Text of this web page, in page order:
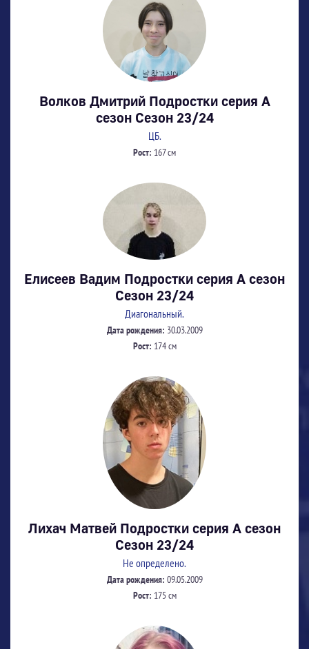
Волков Дмитрий Подростки серия А
сезон Сезон 23/24
ЦБ.
Рост: 167 см
Елисеев Вадим Подростки серия А сезон
Сезон 23/24
Диагональный.
Дата рождения: 30.03.2009
Рост: 174 см
Лихач Матвей Подростки серия А сезон
Сезон 23/24
Не определено.
Дата рождения: 09.05.2009
Рост: 175 см